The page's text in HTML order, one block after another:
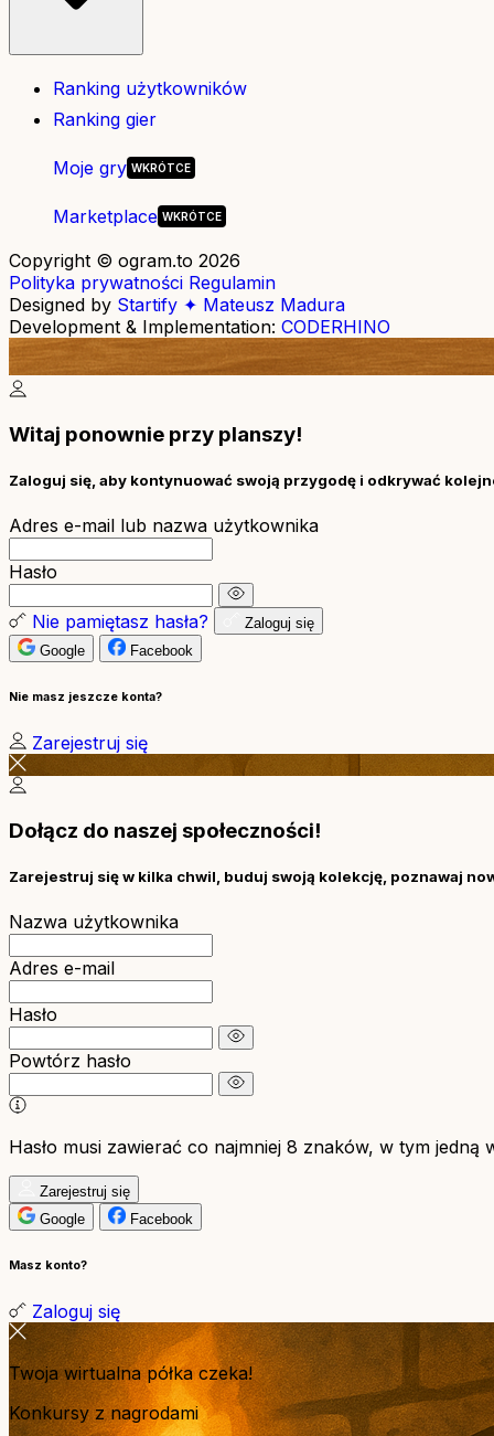
Ranking użytkowników
Ranking gier
Moje gry
Marketplace
Copyright © ogram.to 2026
Polityka prywatności Regulamin
Designed by Startify ✦ Mateusz Madura
Development & Implementation: CODERHINO
Witaj ponownie przy planszy!
Zaloguj się, aby kontynuować swoją przygodę i odkrywać
Adres e-mail lub nazwa użytkownika
Hasło
Nie pamiętasz hasła?
Zaloguj się
Google
Facebook
Nie masz jeszcze konta?
Zarejestruj się
Dołącz do naszej społeczności!
Zarejestruj się w kilka chwil, buduj swoją kolekcję, poznawaj
Nazwa użytkownika
Adres e-mail
Hasło
Powtórz hasło
Hasło musi zawierać co najmniej 8 znaków, w tym jedną
Zarejestruj się
Google
Facebook
Masz konto?
Zaloguj się
Twoja wirtualna półka czeka!
Konkursy z nagrodami